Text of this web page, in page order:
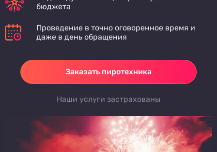
бюджета
Проведение в точно оговоренное время и
даже в день обращения
Заказать пиротехника
Наши услуги застрахованы